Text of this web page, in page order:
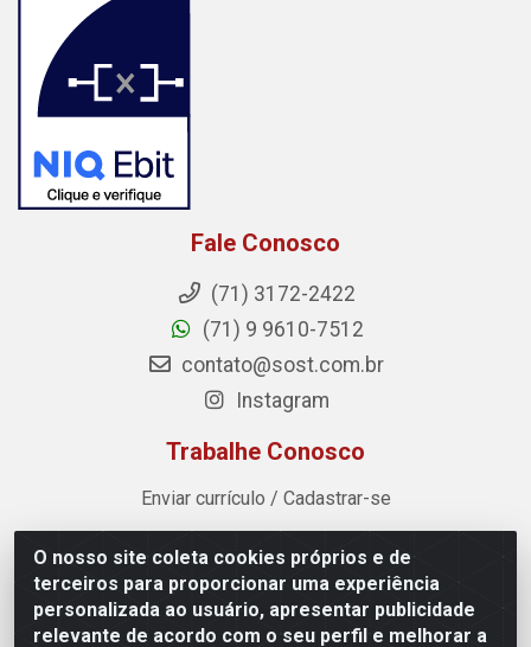
O nosso site coleta cookies próprios e de
terceiros para proporcionar uma experiência
personalizada ao usuário, apresentar publicidade
relevante de acordo com o seu perfil e melhorar a
Fale Conosco
(71) 3172-2422
(71) 9 9610-7512
contato@sost.com.br
Instagram
Trabalhe Conosco
Enviar currículo / Cadastrar-se
Sost Distribuidora - Rua Cândido Rissut, 254 - Recreio
Ipitanga, Lauro de Freitas/BA - CEP 42.700-590 - CNPJ
07.041.307/0001-80